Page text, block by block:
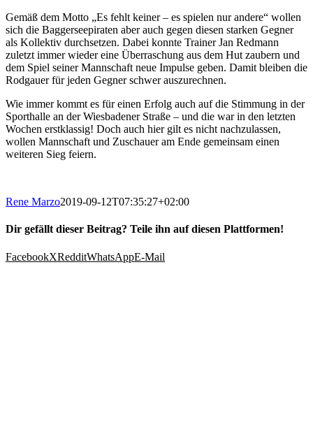
Gemäß dem Motto „Es fehlt keiner – es spielen nur andere“ wollen
sich die Baggerseepiraten aber auch gegen diesen starken Gegner
als Kollektiv durchsetzen. Dabei konnte Trainer Jan Redmann
zuletzt immer wieder eine Überraschung aus dem Hut zaubern und
dem Spiel seiner Mannschaft neue Impulse geben. Damit bleiben die
Rodgauer für jeden Gegner schwer auszurechnen.
Wie immer kommt es für einen Erfolg auch auf die Stimmung in der
Sporthalle an der Wiesbadener Straße – und die war in den letzten
Wochen erstklassig! Doch auch hier gilt es nicht nachzulassen,
wollen Mannschaft und Zuschauer am Ende gemeinsam einen
weiteren Sieg feiern.
Rene Marzo2019-09-12T07:35:27+02:00
Dir gefällt dieser Beitrag? Teile ihn auf diesen Plattformen!
FacebookXRedditWhatsAppE-Mail